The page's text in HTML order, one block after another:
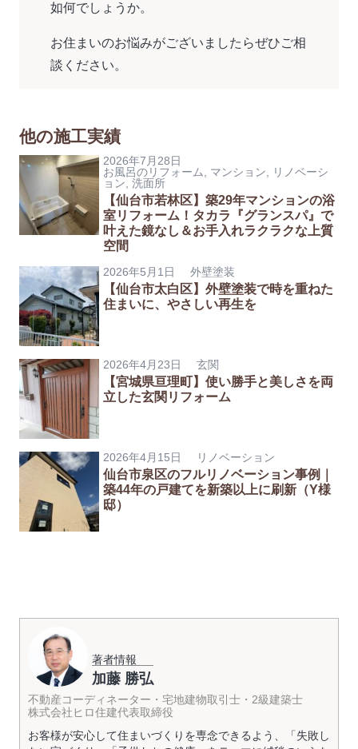
如何でしょうか。
お住まいのお悩みがございましたらぜひご相
談ください。
他の施工実績
2026年7月28日
お風呂のリフォーム, マンション, リノベーシ
ョン, 洗面所
【仙台市若林区】築29年マンションの浴
室リフォーム！タカラ『グランスパ』で
叶えた鏡なし＆お手入れラクラクな上質
空間
2026年5月1日 外壁塗装
【仙台市太白区】外壁塗装で時を重ねた
住まいに、やさしい再生を
2026年4月23日 玄関
【宮城県亘理町】使い勝手と美しさを両
立した玄関リフォーム
2026年4月15日 リノベーション
仙台市泉区のフルリノベーション事例｜
築44年の戸建てを新築以上に刷新（Y様
邸）
著者情報
加藤 勝弘
不動産コーディネーター・宅地建物取引士・2級建築士
株式会社ヒロ住建代表取締役
お客様が安心して住まいづくりを専念できるよう、「失敗し